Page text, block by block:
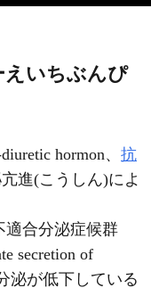
いちぶんぴ
diuretic hormon、 抗
進(こうしん)によ
合分泌症候群
secretion of
泌が低下している